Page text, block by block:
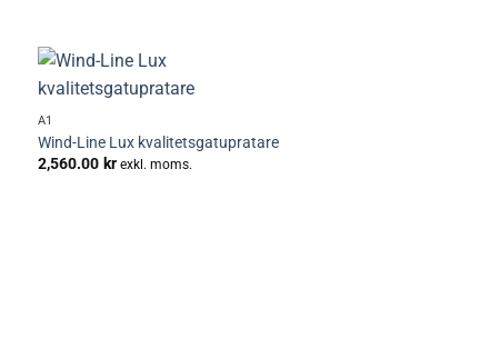
+
A1
Wind-Line Lux kvalitetsgatupratare
2,560.00 kr exkl. moms.